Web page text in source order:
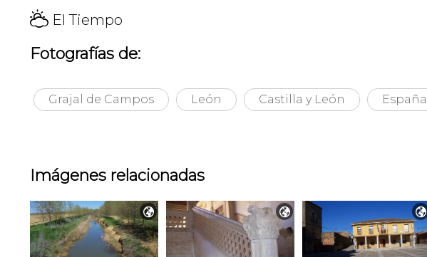
H El Tiempo
Fotografías de:
Grajal de Campos León Castilla y León España
Imágenes relacionadas
  